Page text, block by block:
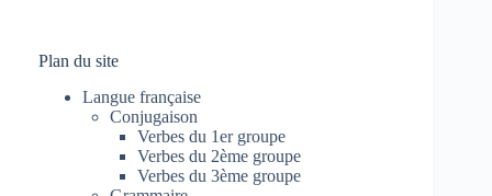
Plan du site
Langue française
Conjugaison
Verbes du 1er groupe
Verbes du 2ème groupe
Verbes du 3ème groupe